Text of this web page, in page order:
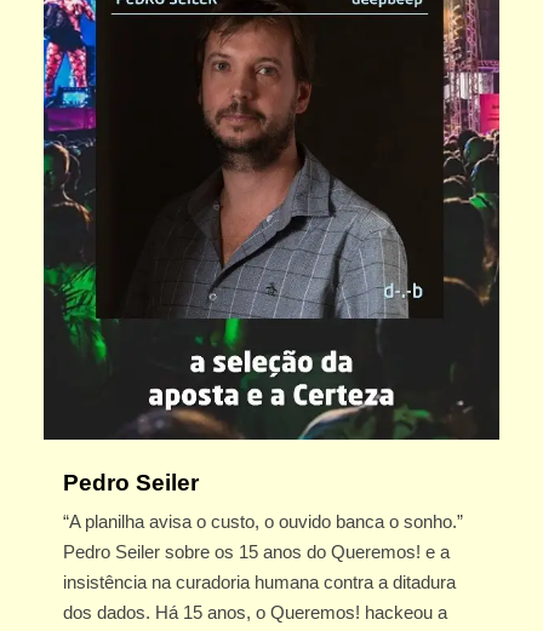
Pedro Seiler
“A planilha avisa o custo, o ouvido banca o sonho.”
Pedro Seiler sobre os 15 anos do Queremos! e a
insistência na curadoria humana contra a ditadura
dos dados. Há 15 anos, o Queremos! hackeou a